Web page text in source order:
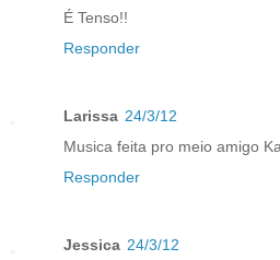
É Tenso!!
Responder
Larissa 24/3/12
Musica feita pro meio amigo
Responder
Jessica 24/3/12